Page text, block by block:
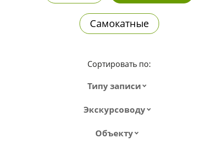
Самокатные
Сортировать по:
Типу записи
Экскурсоводу
Объекту